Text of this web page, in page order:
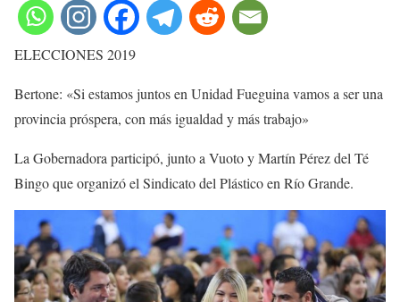
ELECCIONES 2019
Bertone: «Si estamos juntos en Unidad Fueguina vamos a ser una
provincia próspera, con más igualdad y más trabajo»
La Gobernadora participó, junto a Vuoto y Martín Pérez del Té
Bingo que organizó el Sindicato del Plástico en Río Grande.